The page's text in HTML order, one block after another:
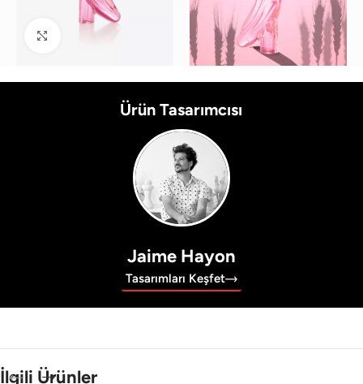
Ürün Tasarımcısı
Jaime Hayon
Tasarımları Keşfet
İlgili Ürünler